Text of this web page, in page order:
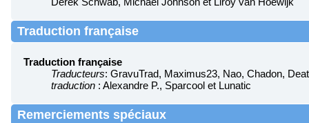
Traduction française
Traduction française
Traducteurs: GravuTrad, Maximus23, Nao, Chadon,
traduction : Alexandre P., Sparcool et Lunatic
Remerciements spéciaux